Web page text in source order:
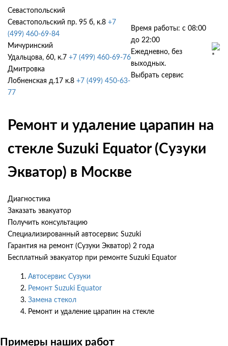
Севастопольский
Севастопольский пр. 95 б, к.8 +7
(499) 460-69-84
Мичуринский
Удальцова, 60, к.7 +7 (499) 460-69-76
Дмитровка
Лобненская д.17 к.8 +7 (499) 450-63-
77
Время работы: с 08:00
до 22:00
Ежедневно, без
выходных.
Выбрать сервис
Ремонт и удаление царапин на
стекле Suzuki Equator (Сузуки
Экватор) в Москве
Диагностика
Заказать эвакуатор
Получить консультацию
Специализированный автосервис Suzuki
Гарантия на ремонт (Сузуки Экватор) 2 года
Бесплатный эвакуатор при ремонте Suzuki Equator
Автосервис Сузуки
Ремонт Suzuki Equator
Замена стекол
Ремонт и удаление царапин на стекле
Примеры наших работ